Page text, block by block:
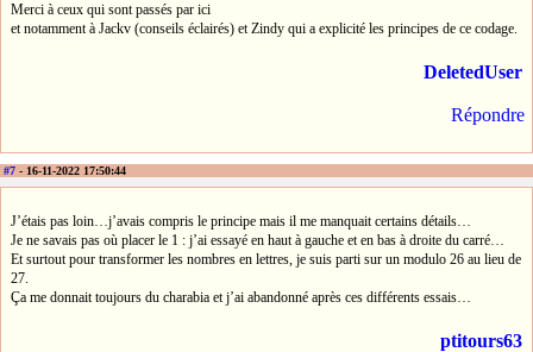
Merci à ceux qui sont passés par ici
et notamment à Jackv (conseils éclairés) et Zindy qui a explicité les principes de ce codage.
DeletedUser
Répondre
#7 - 16-11-2022 17:50:44
J’étais pas loin…j’avais compris le principe mais il me manquait certains détails…
Je ne savais pas où placer le 1 : j’ai essayé en haut à gauche et en bas à droite du carré…
Et surtout pour transformer les nombres en lettres, je suis parti sur un modulo 26 au lieu de
27.
Ça me donnait toujours du charabia et j’ai abandonné après ces différents essais…
ptitours63